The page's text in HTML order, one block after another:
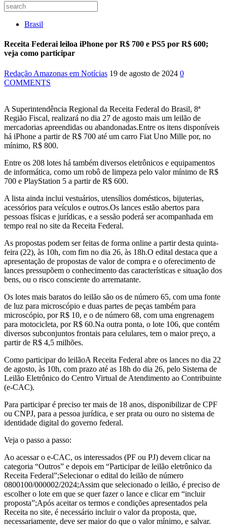
Brasil
Receita Federai leiloa iPhone por R$ 700 e PS5 por R$ 600;
veja como participar
Redação Amazonas em Notícias 19 de agosto de 2024 0
COMMENTS
A Superintendência Regional da Receita Federal do Brasil, 8ª
Região Fiscal, realizará no dia 27 de agosto mais um leilão de
mercadorias apreendidas ou abandonadas.Entre os itens disponíveis
há iPhone a partir de R$ 700 até um carro Fiat Uno Mille por, no
mínimo, R$ 800.
Entre os 208 lotes há também diversos eletrônicos e equipamentos
de informática, como um robô de limpeza pelo valor mínimo de R$
700 e PlayStation 5 a partir de R$ 600.
A lista ainda inclui vestuários, utensílios domésticos, bijuterias,
acessórios para veículos e outros.Os lances estão abertos para
pessoas físicas e jurídicas, e a sessão poderá ser acompanhada em
tempo real no site da Receita Federal.
As propostas podem ser feitas de forma online a partir desta quinta-
feira (22), às 10h, com fim no dia 26, às 18h.O edital destaca que a
apresentação de propostas de valor de compra e o oferecimento de
lances pressupõem o conhecimento das características e situação dos
bens, ou o risco consciente do arrematante.
Os lotes mais baratos do leilão são os de número 65, com uma fonte
de luz para microscópio e duas partes de peças também para
microscópio, por R$ 10, e o de número 68, com uma engrenagem
para motocicleta, por R$ 60.Na outra ponta, o lote 106, que contém
diversos subconjuntos frontais para celulares, tem o maior preço, a
partir de R$ 4,5 milhões.
Como participar do leilãoA Receita Federal abre os lances no dia 22
de agosto, às 10h, com prazo até as 18h do dia 26, pelo Sistema de
Leilão Eletrônico do Centro Virtual de Atendimento ao Contribuinte
(e-CAC).
Para participar é preciso ter mais de 18 anos, disponibilizar de CPF
ou CNPJ, para a pessoa jurídica, e ser prata ou ouro no sistema de
identidade digital do governo federal.
Veja o passo a passo:
Ao acessar o e-CAC, os interessados (PF ou PJ) devem clicar na
categoria “Outros” e depois em “Participar de leilão eletrônico da
Receita Federal”;Selecionar o edital do leilão de número
0800100/000002/2024;Assim que selecionado o leilão, é preciso de
escolher o lote em que se quer fazer o lance e clicar em “incluir
proposta”;Após aceitar os termos e condições apresentados pela
Receita no site, é necessário incluir o valor da proposta, que,
necessariamente, deve ser maior do que o valor mínimo, e salvar.